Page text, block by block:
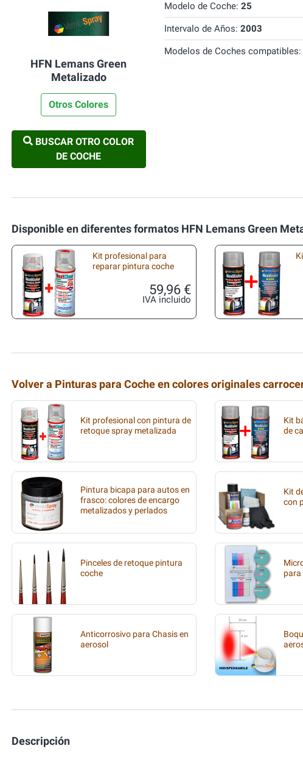
HFN Lemans Green
Metalizado
Otros Colores
BUSCAR OTRO COLOR
DE COCHE
Modelo de Coche: 25
Intervalo de Años: 2003
Modelos de Coches compatibles:
Disponible en diferentes formatos HFN Lemans Green
Kit profesional para
reparar pintura coche
59,96 €
IVA incluido
Volver a Pinturas para Coche en colores originales
Kit profesional con pintura de
retoque spray metalizada
Kit
de
Pintura bicapa para autos en
frasco: colores de encargo
metalizados y perlados
Kit
con
Pinceles de retoque pintura
coche
para
Anticorrosivo para Chasis en
aerosol
Descripción